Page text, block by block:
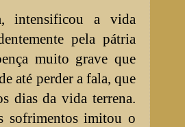
intensificou a vida
pela pátria
muito grave que
até perder a fala, que
dias da vida terrena.
sofrimentos imitou o